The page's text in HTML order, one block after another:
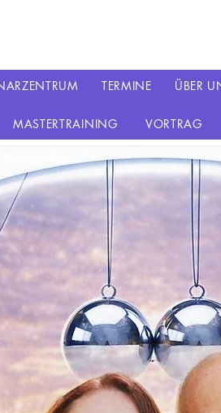
TERMINE ÜBER
MASTERTRAINING VORTRAG